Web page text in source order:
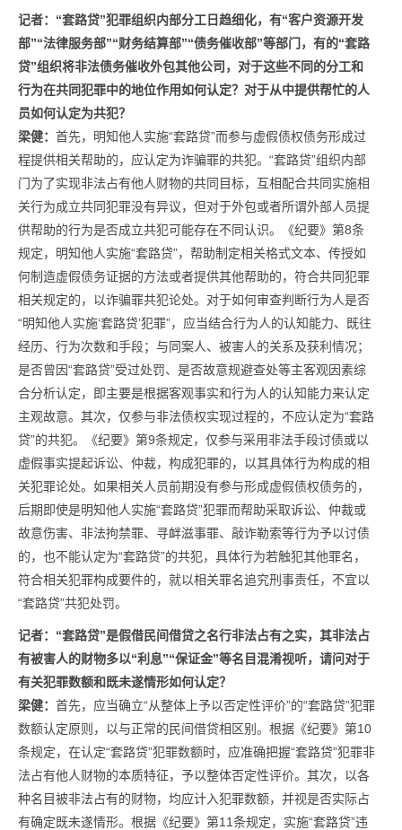
记者： “套路贷”犯罪组织内部分工日趋细化，有“客户资源开发
部”“法律服务部”“财务结算部”“债务催收部”等部门，有的“套路
贷”组织将非法债务催收外包其他公司，对于这些不同的分工和
行为在共同犯罪中的地位作用如何认定？ 对于从中提供帮忙的人
员如何认定为共犯？
梁健： 首先，明知他人实施“套路贷”而参与虚假债权债务形成过
程提供相关帮助的，应认定为诈骗罪的共犯。“套路贷”组织内部
门为了实现非法占有他人财物的共同目标，互相配合共同实施相
关行为成立共同犯罪没有异议，但对于外包或者所谓外部人员提
供帮助的行为是否成立共犯可能存在不同认识。《纪要》第8条
规定，明知他人实施“套路贷”，帮助制定相关格式文本、传授如
何制造虚假债务证据的方法或者提供其他帮助的，符合共同犯罪
相关规定的，以诈骗罪共犯论处。对于如何审查判断行为人是否
“明知他人实施‘套路贷’犯罪”，应当结合行为人的认知能力、既往
经历、行为次数和手段；与同案人、被害人的关系及获利情况；
是否曾因“套路贷”受过处罚、是否故意规避查处等主客观因素综
合分析认定，即主要是根据客观事实和行为人的认知能力来认定
主观故意。其次，仅参与非法债权实现过程的，不应认定为“套路
贷”的共犯。《纪要》第9条规定，仅参与采用非法手段讨债或以
虚假事实提起诉讼、仲裁，构成犯罪的，以其具体行为构成的相
关犯罪论处。如果相关人员前期没有参与形成虚假债权债务的，
后期即使是明知他人实施“套路贷”犯罪而帮助采取诉讼、仲裁或
故意伤害、非法拘禁罪、寻衅滋事罪、敲诈勒索等行为予以讨债
的，也不能认定为“套路贷”的共犯，具体行为若触犯其他罪名，
符合相关犯罪构成要件的，就以相关罪名追究刑事责任，不宜以
“套路贷”共犯处罚。
记者： “套路贷”是假借民间借贷之名行非法占有之实，其非法占
有被害人的财物多以“利息”“保证金”等名目混淆视听，请问对于
有关犯罪数额和既未遂情形如何认定？
梁健： 首先，应当确立“从整体上予以否定性评价”的“套路贷”犯罪
数额认定原则，以与正常的民间借贷相区别。根据《纪要》第10
条规定，在认定“套路贷”犯罪数额时，应准确把握“套路贷”犯罪非
法占有他人财物的本质特征，予以整体否定性评价。其次，以各
种名目被非法占有的财物，均应计入犯罪数额，并视是否实际占
有确定既未遂情形。根据《纪要》第11条规定，实施“套路贷”违